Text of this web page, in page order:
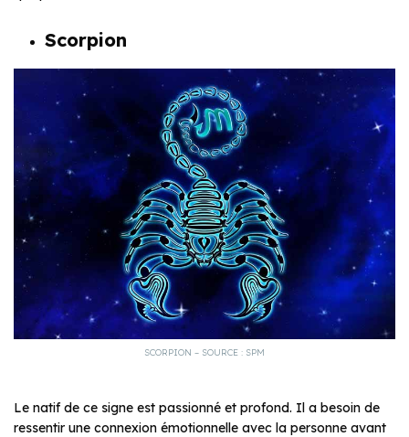
Scorpion
SCORPION – SOURCE : SPM
Le natif de ce signe est passionné et profond. Il a besoin de
ressentir une connexion émotionnelle avec la personne avant